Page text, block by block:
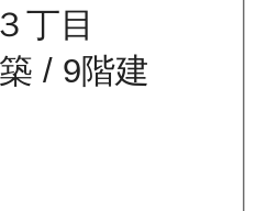
丁目
/ 9階建